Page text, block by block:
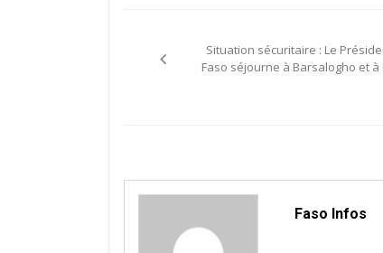
de
Situation sécuritaire : Le
Faso séjourne à Barsalogho et à
Faso Infos